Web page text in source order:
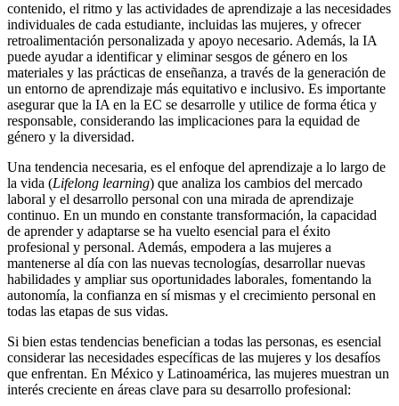
contenido, el ritmo y las actividades de aprendizaje a las necesidades
individuales de cada estudiante, incluidas las mujeres, y ofrecer
retroalimentación personalizada y apoyo necesario. Además, la IA
puede ayudar a identificar y eliminar sesgos de género en los
materiales y las prácticas de enseñanza, a través de la generación de
un entorno de aprendizaje más equitativo e inclusivo. Es importante
asegurar que la IA en la EC se desarrolle y utilice de forma ética y
responsable, considerando las implicaciones para la equidad de
género y la diversidad.
Una tendencia necesaria, es el enfoque del aprendizaje a lo largo de
la vida (Lifelong learning) que analiza los cambios del mercado
laboral y el desarrollo personal con una mirada de aprendizaje
continuo. En un mundo en constante transformación, la capacidad
de aprender y adaptarse se ha vuelto esencial para el éxito
profesional y personal. Además, empodera a las mujeres a
mantenerse al día con las nuevas tecnologías, desarrollar nuevas
habilidades y ampliar sus oportunidades laborales, fomentando la
autonomía, la confianza en sí mismas y el crecimiento personal en
todas las etapas de sus vidas.
Si bien estas tendencias benefician a todas las personas, es esencial
considerar las necesidades específicas de las mujeres y los desafíos
que enfrentan. En México y Latinoamérica, las mujeres muestran un
interés creciente en áreas clave para su desarrollo profesional: